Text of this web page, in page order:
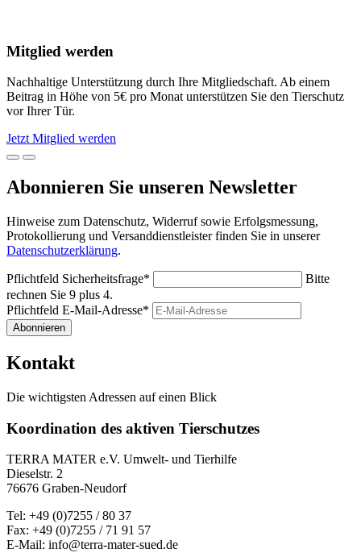
Mitglied werden
Nachhaltige Unterstützung durch Ihre Mitgliedschaft. Ab einem
Beitrag in Höhe von 5€ pro Monat unterstützen Sie den Tierschutz
vor Ihrer Tür.
Jetzt Mitglied werden
Abonnieren Sie unseren Newsletter
Hinweise zum Datenschutz, Widerruf sowie Erfolgsmessung,
Protokollierung und Versanddienstleister finden Sie in unserer
Datenschutzerklärung.
Pflichtfeld Sicherheitsfrage*
Bitte
rechnen Sie 9 plus 4.
Pflichtfeld E-Mail-Adresse*
Abonnieren
Kontakt
Die wichtigsten Adressen auf einen Blick
Koordination des aktiven Tierschutzes
TERRA MATER e.V. Umwelt- und Tierhilfe
Dieselstr. 2
76676 Graben-Neudorf
Tel: +49 (0)7255 / 80 37
Fax: +49 (0)7255 / 71 91 57
E-Mail: info@terra-mater-sued.de